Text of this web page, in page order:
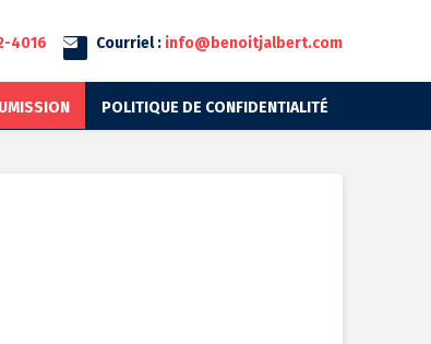
4016 Courriel : info@benoitjalbert.com
POLITIQUE DE CONFIDENTIALITÉ